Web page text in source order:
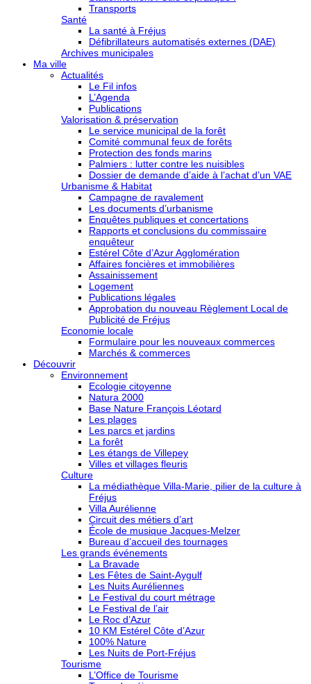
Transports
Santé
La santé à Fréjus
Défibrillateurs automatisés externes (DAE)
Archives municipales
Ma ville
Actualités
Le Fil infos
L’Agenda
Publications
Valorisation & préservation
Le service municipal de la forêt
Comité communal feux de forêts
Protection des fonds marins
Palmiers : lutter contre les nuisibles
Dossier de demande d’aide à l’achat d’un VAE
Urbanisme & Habitat
Campagne de ravalement
Les documents d’urbanisme
Enquêtes publiques et concertations
Rapports et conclusions du commissaire
enquêteur
Estérel Côte d’Azur Agglomération
Affaires foncières et immobilières
Assainissement
Logement
Publications légales
Approbation du nouveau Règlement Local de
Publicité de Fréjus
Economie locale
Formulaire pour les nouveaux commerces
Marchés & commerces
Découvrir
Environnement
Ecologie citoyenne
Natura 2000
Base Nature François Léotard
Les plages
Les parcs et jardins
La forêt
Les étangs de Villepey
Villes et villages fleuris
Culture
La médiathèque Villa-Marie, pilier de la culture à
Fréjus
Villa Aurélienne
Circuit des métiers d’art
École de musique Jacques-Melzer
Bureau d’accueil des tournages
Les grands événements
La Bravade
Les Fêtes de Saint-Aygulf
Les Nuits Auréliennes
Le Festival du court métrage
Le Festival de l’air
Le Roc d’Azur
10 KM Estérel Côte d’Azur
100% Nature
Les Nuits de Port-Fréjus
Tourisme
L’Office de Tourisme